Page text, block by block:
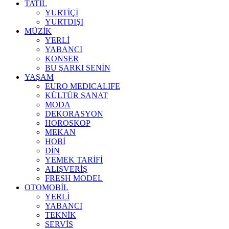
TATİL
YURTİÇİ
YURTDIŞI
MÜZİK
YERLİ
YABANCI
KONSER
BU ŞARKI SENİN
YAŞAM
EURO MEDICALIFE
KÜLTÜR SANAT
MODA
DEKORASYON
HOROSKOP
MEKAN
HOBİ
DİN
YEMEK TARİFİ
ALIŞVERİŞ
FRESH MODEL
OTOMOBİL
YERLİ
YABANCI
TEKNİK
SERVİS